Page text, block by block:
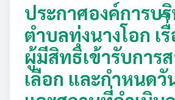
ประกาศองค์การบ
ตำบลทุ่งนางโอก เ
ผู้มีสิทธิเข้ารับการ
เลือก และกำหนดวั